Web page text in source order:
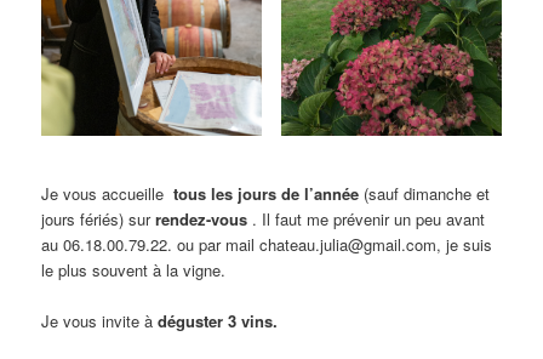
Je vous accueille tous les jours de l’année (sauf dimanche et
jours fériés) surrendez-vous . Il faut me prévenir un peu avant
au 06.18.00.79.22. ou par mail chateau.julia@gmail.com, je suis
le plus souvent à la vigne.
Je vous invite àdéguster 3 vins.